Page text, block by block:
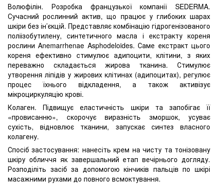
Волюфілін. Розробка французької компанії SEDERMA.
Сучасний рослинний актив, що працює у глибоких шарах
шкіри без ін’єкцій. Представляє комбінацію гідрогенізованого
поліізобутилену, синтетичного масла і екстракту кореня
рослини Anemarrhenae Asphodeloides. Саме екстракт цього
кореня ефективно стимулює адипоцити, клітини, з яких
переважно складається жирова тканина. Стимулює
утворення ліпідів у жирових клітинах (адипоцитах), регулює
процес їхнього відкладення, а також активізує
мікроциркуляцію крові.
Колаген. Підвищує еластичність шкіри та запобігає її
«провисанню», скорочує виразність зморшок, усуває
сухість, відновлює тканини, запускає синтез власного
колагену.
Спосіб застосування: нанесіть крем на чисту та тонізовану
шкіру обличчя як завершальний етап вечірнього догляду.
Розподіліть засіб за допомогою кінчиків пальців по шкірі
масажними рухами до повного всмоктування.